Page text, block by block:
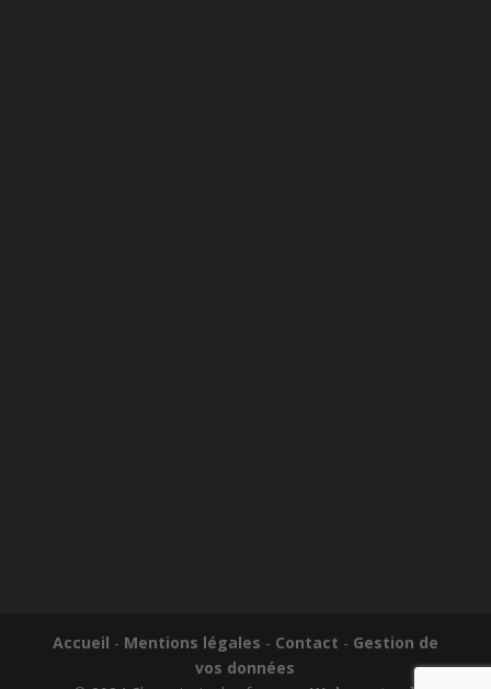
Accueil - Mentions légales - Contact - Gestion de
vos données